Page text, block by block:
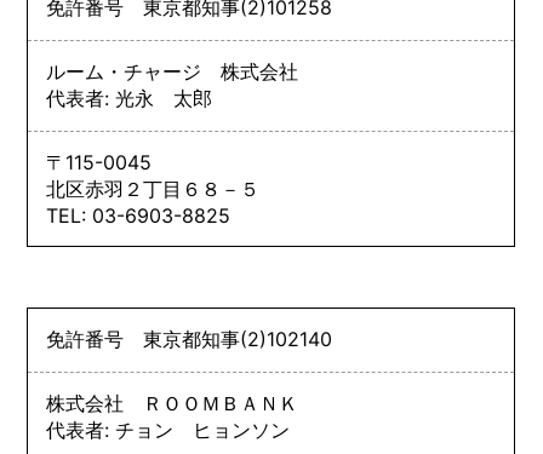
免許番号東京都知事(2)101258
ルーム・チャージ 株式会社
代表者: 光永 太郎
〒115-0045
北区赤羽２丁目６８－５
TEL: 03-6903-8825
免許番号東京都知事(2)102140
株式会社 ＲＯＯＭＢＡＮＫ
代表者: チョン ヒョンソン